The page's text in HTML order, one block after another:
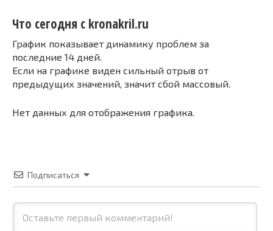
Что сегодня с kronakril.ru
График показывает динамику проблем за
последние 14 дней.
Если на графике виден сильный отрыв от
предыдущих значений, значит сбой массовый.
Нет данных для отображения графика.
Подписаться